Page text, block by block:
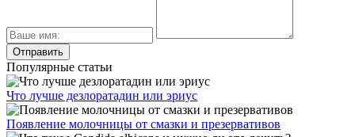
Популярные статьи
Что лучше дезлоратадин или эриус
Появление молочницы от смазки и презервативов